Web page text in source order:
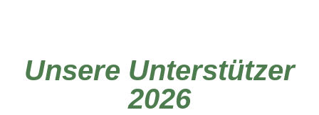
Unsere Unterstützer
2026